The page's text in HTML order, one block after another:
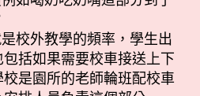
校外教學的頻率，學生出
括如果需要校車接送上下
是園所的老師輪班配校車